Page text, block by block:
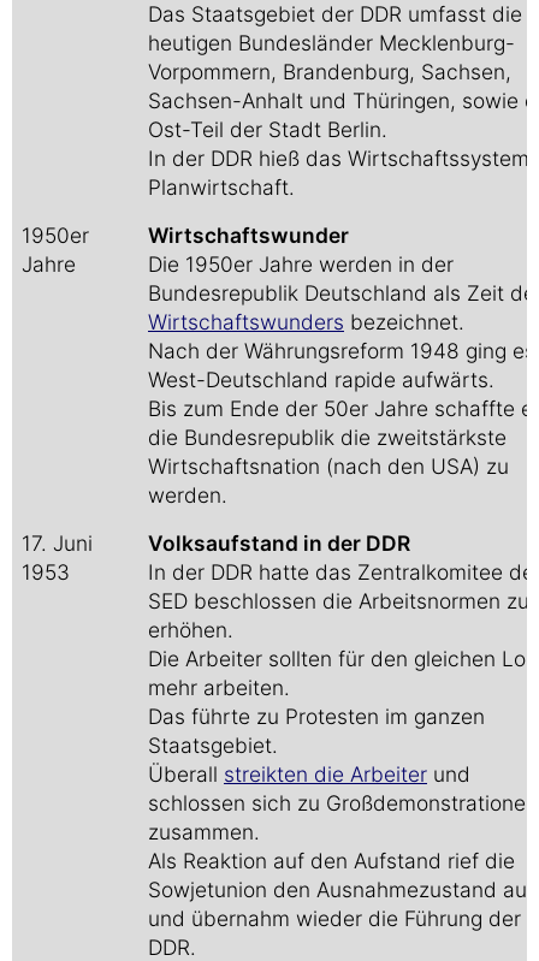
Das Staatsgebiet der DDR umfasst die
heutigen Bundesländer Mecklenburg-
Vorpommern, Brandenburg, Sachsen,
Sachsen-Anhalt und Thüringen, sowie
Ost-Teil der Stadt Berlin.
In der DDR hieß das Wirtschaftssystem
Planwirtschaft.
1950er
Jahre
Wirtschaftswunder
Die 1950er Jahre werden in der
Bundesrepublik Deutschland als Zeit
Wirtschaftswunders bezeichnet.
Nach der Währungsreform 1948 ging
West-Deutschland rapide aufwärts.
Bis zum Ende der 50er Jahre schaffte
die Bundesrepublik die zweitstärkste
Wirtschaftsnation (nach den USA) zu
werden.
17. Juni
1953
Volksaufstand in der DDR
In der DDR hatte das Zentralkomitee
SED beschlossen die Arbeitsnormen zu
erhöhen.
Die Arbeiter sollten für den gleichen
mehr arbeiten.
Das führte zu Protesten im ganzen
Staatsgebiet.
Überall streikten die Arbeiter und
schlossen sich zu Großdemonstrationen
zusammen.
Als Reaktion auf den Aufstand rief die
Sowjetunion den Ausnahmezustand aus
und übernahm wieder die Führung der
DDR.